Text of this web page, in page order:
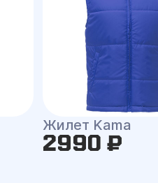
Жилет Kama
2990 ₽